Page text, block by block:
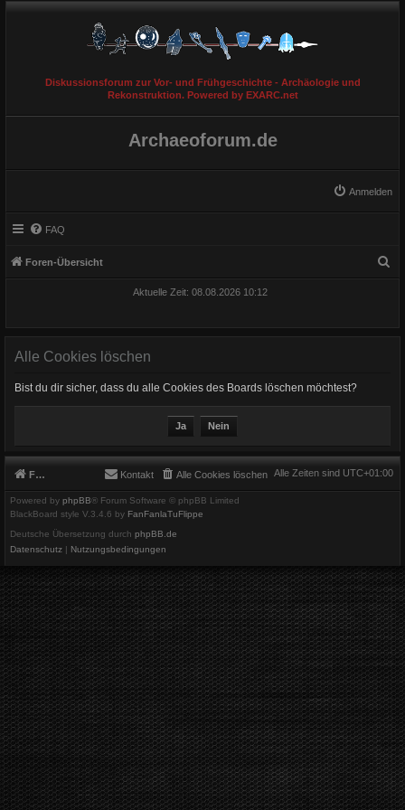
Diskussionsforum zur Vor- und Frühgeschichte - Archäologie und
Rekonstruktion. Powered by EXARC.net
Archaeoforum.de
Anmelden
FAQ
Foren-Übersicht
Aktuelle Zeit: 08.08.2026 10:12
Alle Cookies löschen
Bist du dir sicher, dass du alle Cookies des Boards löschen möchtest?
Foren-Übersicht Alle Zeiten sind UTC+01:00
Alle Cookies löschen
Kontakt
Powered by phpBB® Forum Software © phpBB Limited
BlackBoard style V.3.4.6 by FanFanlaTuFlippe
Deutsche Übersetzung durch phpBB.de
Datenschutz | Nutzungsbedingungen